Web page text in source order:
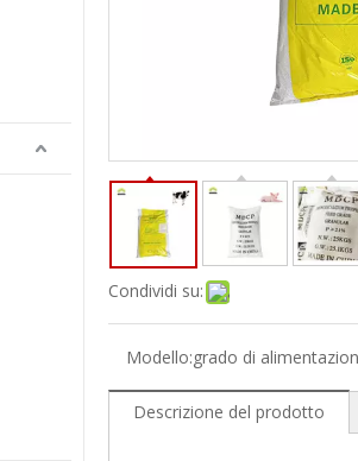
Condividi su:
Modello:grado di
Descrizione del prodotto